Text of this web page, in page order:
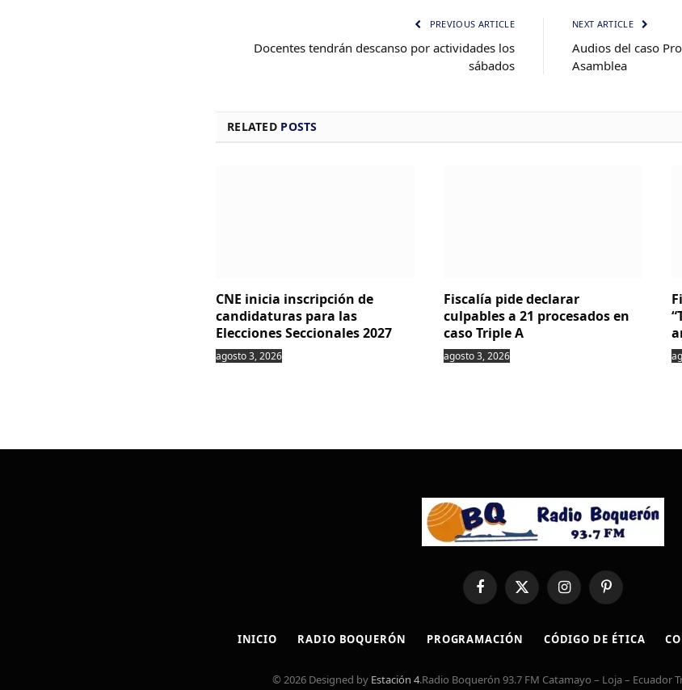
PREVIOUS ARTICLE
Docentes tendrán descanso por actividades los
sábados
NEXT ARTICLE
Audios del caso
Asamblea
RELATED POSTS
CNE inicia inscripción de
candidaturas para las
Elecciones Seccionales 2027
agosto 3, 2026
Fiscalía pide declarar
culpables a 21 procesados en
caso Triple A
agosto 3, 2026
FacebookX
(Twitter)
InstagramPinterest
INICIO RADIO BOQUERÓN PROGRAMACIÓN CÓDIGO DE ÉTICA
© 2026 Designed by Estación 4.Radio Boquerón 93.7 FM Catamayo – Loja – Ecuador